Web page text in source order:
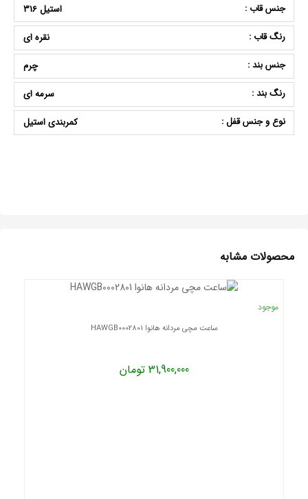
جنس قاب :
استیل 316
رنگ قاب :
نقره ای
جنس بند :
چرم
رنگ بند :
سرمه ای
نوع و جنس قفل :
کمربندی استیل
محصولات مشابه
موجود
ساعت مچی مردانه هانوا HAWGB0002801
31,900,000 تومان